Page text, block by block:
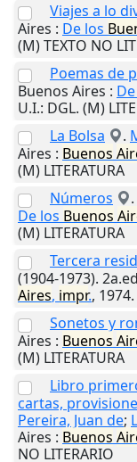
Viajes a lo
Aires : De los
(M) TEXTO NO
Poemas de
Buenos Aires :
U.I.: DGL. (M)
La Bolsa
.
Aires : Buenos
(M) LITERATURA
Números
.
De los Buenos
(M) LITERATURA
Tercera
(1904-1973).
Aires, impr., 1974.
Sonetos y
Aires : Buenos
(M) LITERATURA
Libro
cartas,
Pereira, Juan de;
Aires : Buenos
NO LITERARIO